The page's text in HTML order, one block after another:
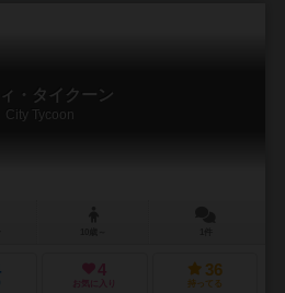
・タイクーン
City Tycoon
4
お気に入り
36
持ってる